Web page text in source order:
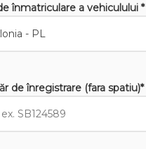
înmatriculare a vehiculului *
de înregistrare (fara spatiu)*